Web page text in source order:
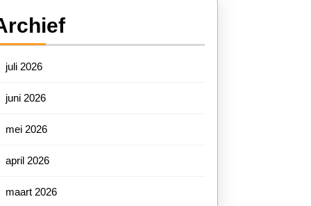
juli 2026
juni 2026
mei 2026
april 2026
maart 2026